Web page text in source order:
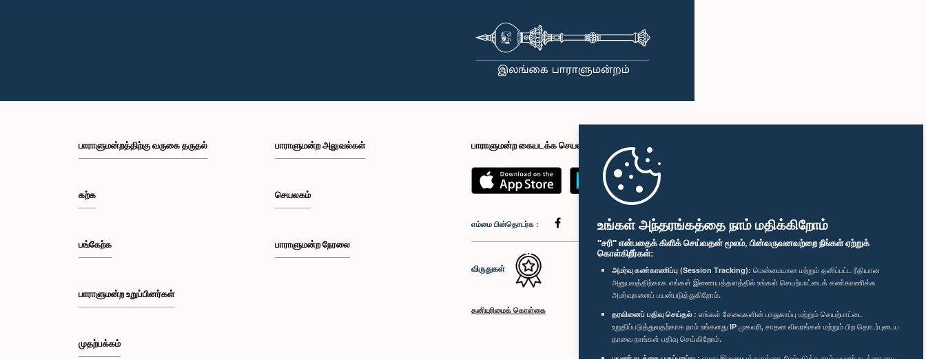
உங்கள் அந்தரங்கத்தை நாம் மதிக்கிறோம்
"சரி" என்பதைக் கிளிக் செய்வதன் மூலம், பின்வருவனவற்றை நீங்கள் ஏற்றுக்
கொள்கிறீர்கள்:
அமர்வு கண்காணிப்பு (Session Tracking): மென்மையான மற்றும் தனிப்பட்ட ரீதியான
அனுபவத்திற்காக எங்கள் இணையத்தளத்தில் உங்கள் செயற்பாட்டைக் கண்காணிக்க
அமர்வுகளைப் பயன்படுத்துகிறோம்.
தரவினைப் பதிவு செய்தல் : எங்கள் சேவைகளின் பாதுகாப்பு மற்றும் செயற்பாட்டை
உறுதிப்படுத்துவதற்காக நாம் உங்களது IP முகவரி, சாதன விவரங்கள் மற்றும் பிற தொடர்புடைய
தரவை நாங்கள் பதிவு செய்கிறோம்.
பாராளுமன்றத்திற்கு வருகை தருதல்
கற்க
பங்கேற்க
பாராளுமன்ற உறுப்பினர்கள்
முதற்பக்கம்
பாராளுமன்ற அலுவல்கள்
செயலகம்
பாராளுமன்ற நேரலை
பாராளுமன்ற கையடக்க செயலி
எம்மை பின்தொடர்க :
விருதுகள்
தனியுரிமைக் கொள்கை